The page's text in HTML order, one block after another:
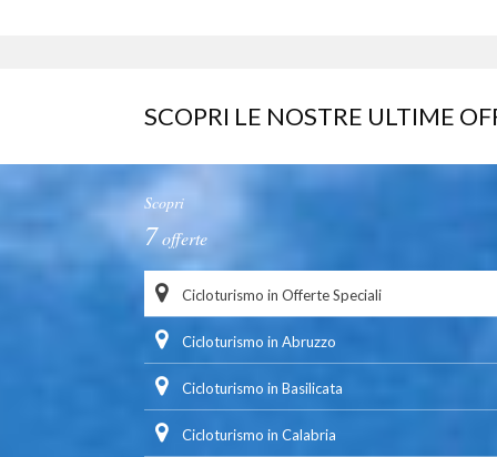
SCOPRI LE NOSTRE ULTIME
Scopri
7offerte
Cicloturismo in Offerte Speciali
Cicloturismo in Abruzzo
Cicloturismo in Basilicata
Cicloturismo in Calabria